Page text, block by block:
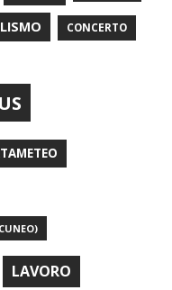
CONCERTO
LAVORO